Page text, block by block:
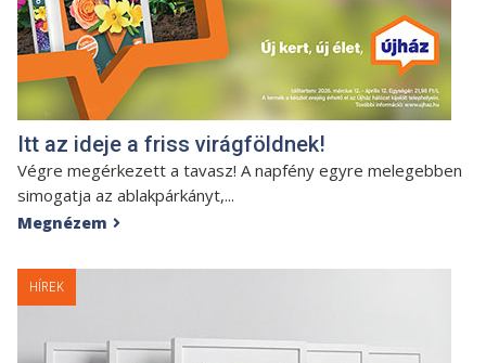
Itt az ideje a friss virágföldnek!
Végre megérkezett a tavasz! A napfény egyre melegebben
simogatja az ablakpárkányt,...
Megnézem 
HÍREK